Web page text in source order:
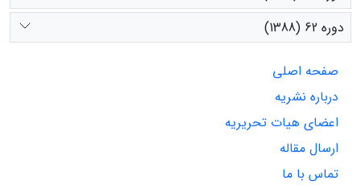
دوره 62 (1388)
صفحه اصلی
درباره نشریه
اعضای هیات تحریریه
ارسال مقاله
تماس با ما